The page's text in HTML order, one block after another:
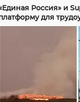
Россия» и
для